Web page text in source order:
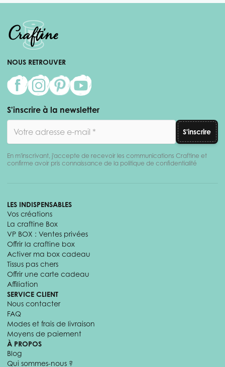
NOUS RETROUVER
S'inscrire à la newsletter
S'inscrire
En m'inscrivant, j'accepte de recevoir les communications Craftine et
confirme avoir pris connaissance de la politique de confidentialité
LES INDISPENSABLES
Vos créations
La craftine Box
VP BOX : Ventes privées
Offrir la craftine box
Activer ma box cadeau
Tissus pas chers
Offrir une carte cadeau
Affiliation
SERVICE CLIENT
Nous contacter
FAQ
Modes et frais de livraison
Moyens de paiement
À PROPOS
Blog
Qui sommes-nous ?